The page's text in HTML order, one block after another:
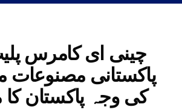
چینی ای کامرس
پاکستانی مصنوعات
کی وجہ پاکستان